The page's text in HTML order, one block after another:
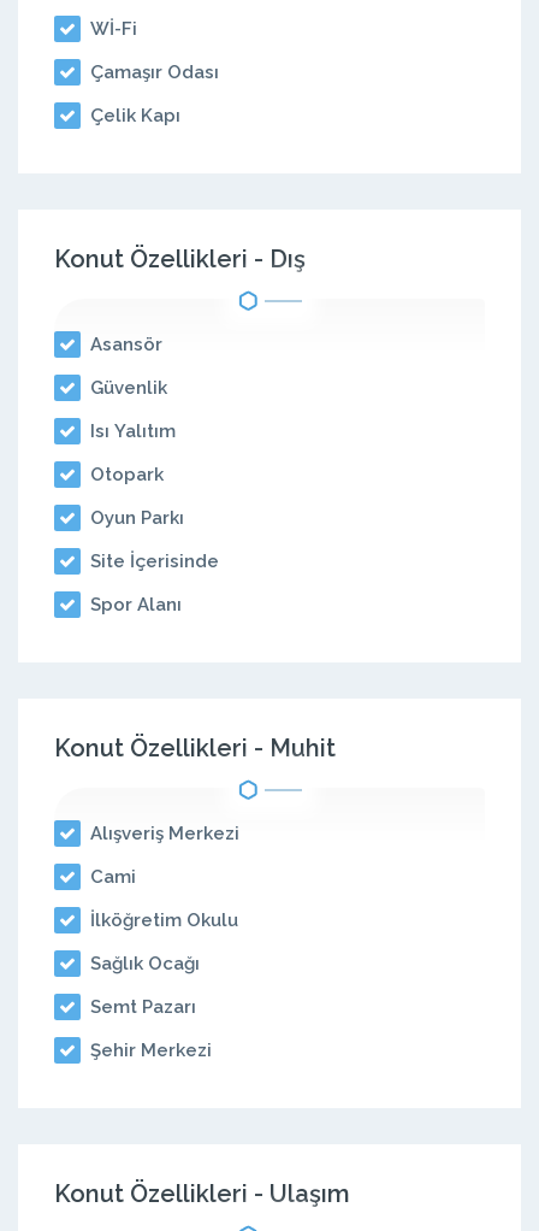
Wİ-Fi
Çamaşır Odası
Çelik Kapı
Konut Özellikleri - Dış
Asansör
Güvenlik
Isı Yalıtım
Otopark
Oyun Parkı
Site İçerisinde
Spor Alanı
Konut Özellikleri - Muhit
Alışveriş Merkezi
Cami
İlköğretim Okulu
Sağlık Ocağı
Semt Pazarı
Şehir Merkezi
Konut Özellikleri - Ulaşım